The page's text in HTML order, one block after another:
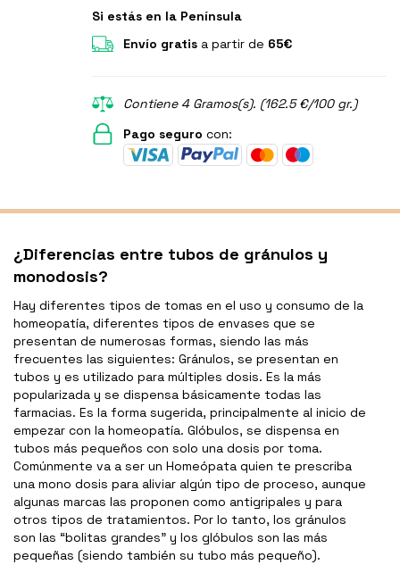
Si estás en la Península
Envío gratis a partir de 65€
Contiene 4 Gramos(s). (162.5 €/100 gr.)
Pago seguro con:
¿Diferencias entre tubos de gránulos y
monodosis?
Hay diferentes tipos de tomas en el uso y consumo de la
homeopatía, diferentes tipos de envases que se
presentan de numerosas formas, siendo las más
frecuentes las siguientes: Gránulos, se presentan en
tubos y es utilizado para múltiples dosis. Es la más
popularizada y se dispensa básicamente todas las
farmacias. Es la forma sugerida, principalmente al inicio de
empezar con la homeopatía. Glóbulos, se dispensa en
tubos más pequeños con solo una dosis por toma.
Comúnmente va a ser un Homeópata quien te prescriba
una mono dosis para aliviar algún tipo de proceso, aunque
algunas marcas las proponen como antigripales y para
otros tipos de tratamientos. Por lo tanto, los gránulos
son las “bolitas grandes” y los glóbulos son las más
pequeñas (siendo también su tubo más pequeño).